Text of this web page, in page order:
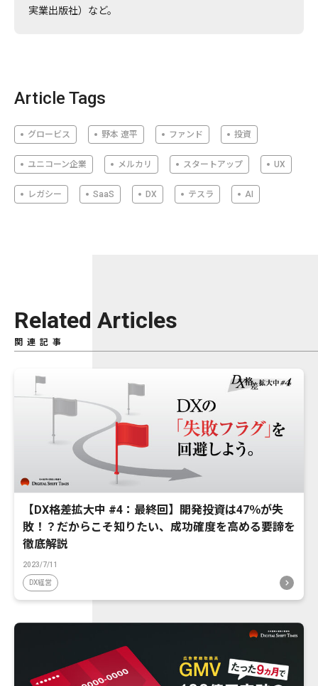
実業出版社）など。
Article Tags
グロービス 野本 遼平 ファンド 投資
ユニコーン企業 メルカリ スタートアップ UX
レガシー SaaS DX テスラ AI
Related Articles
関連記事
【DX格差拡大中 #4：最終回】開発投資は47％が失
敗！？だからこそ知りたい、成功確度を高める要諦を
徹底解説
2023/7/11
DX経営